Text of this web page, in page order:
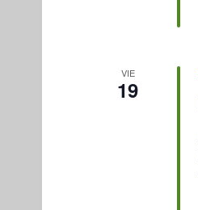
VIE
19